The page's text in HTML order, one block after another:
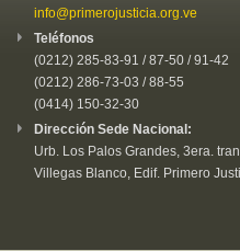
info@primerojusticia.org.ve
Teléfonos
(0212) 285-83-91 / 87-50 / 91-42
(0212) 286-73-03 / 88-55
(0414) 150-32-30
Dirección Sede Nacional:
Urb. Los Palos Grandes, 3era.
Villegas Blanco, Edif. Primero